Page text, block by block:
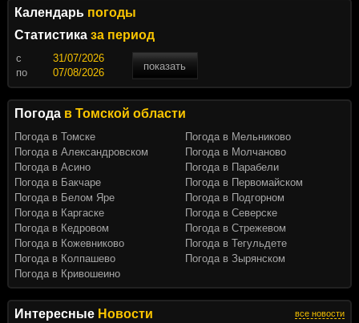
Интересные Новости все новости
Календарь погоды
Статистика за период
c
показать
по
Погода в Томской области
Погода в Томске
Погода в Александровском
Погода в Асино
Погода в Бакчаре
Погода в Белом Яре
Погода в Каргаске
Погода в Кедровом
Погода в Кожевниково
Погода в Колпашево
Погода в Кривошеино
Погода в Мельниково
Погода в Молчаново
Погода в Парабели
Погода в Первомайском
Погода в Подгорном
Погода в Северске
Погода в Стрежевом
Погода в Тегульдете
Погода в Зырянском